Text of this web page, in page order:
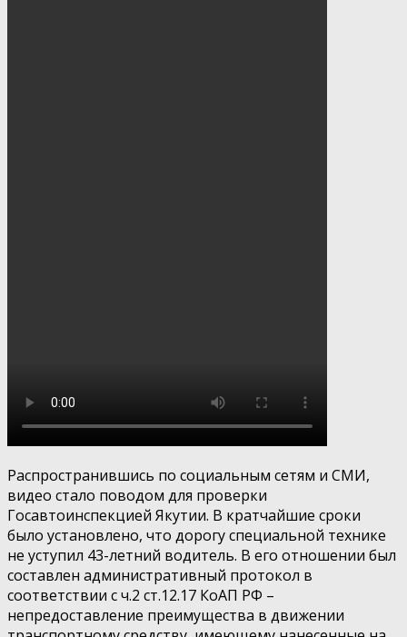
Распространившись по социальным сетям и СМИ,
видео стало поводом для проверки
Госавтоинспекцией Якутии. В кратчайшие сроки
было установлено, что дорогу специальной технике
не уступил 43-летний водитель. В его отношении был
составлен административный протокол в
соответствии с ч.2 ст.12.17 КоАП РФ –
непредоставление преимущества в движении